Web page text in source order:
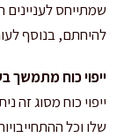
שמתייחס לעניינים
להיחתם, בנוסף
ייפוי כוח מתמשך
ייפוי כוח מסוג זה
שלו וכל